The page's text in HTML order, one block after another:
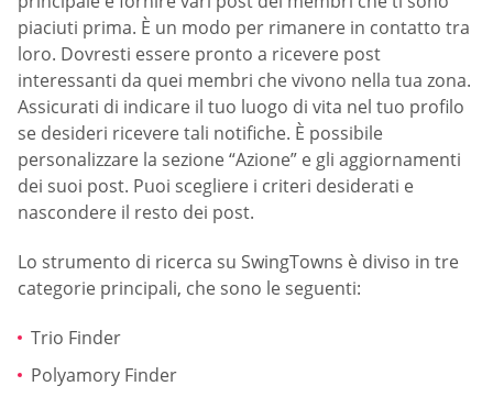
piaciuti prima. È un modo per rimanere in contatto tra
loro. Dovresti essere pronto a ricevere post
interessanti da quei membri che vivono nella tua zona.
Assicurati di indicare il tuo luogo di vita nel tuo profilo
se desideri ricevere tali notifiche. È possibile
personalizzare la sezione “Azione” e gli aggiornamenti
dei suoi post. Puoi scegliere i criteri desiderati e
nascondere il resto dei post.
Lo strumento di ricerca su SwingTowns è diviso in tre
categorie principali, che sono le seguenti:
Trio Finder
Polyamory Finder